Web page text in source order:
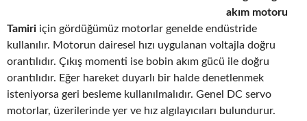
akım motoru
Tamiri için gördüğümüz motorlar genelde endüstride
kullanılır. Motorun dairesel hızı uygulanan voltajla doğru
orantılıdır. Çıkış momenti ise bobin akım gücü ile doğru
orantılıdır. Eğer hareket duyarlı bir halde denetlenmek
isteniyorsa geri besleme kullanılmalıdır. Genel DC servo
motorlar, üzerilerinde yer ve hız algılayıcıları bulundurur.